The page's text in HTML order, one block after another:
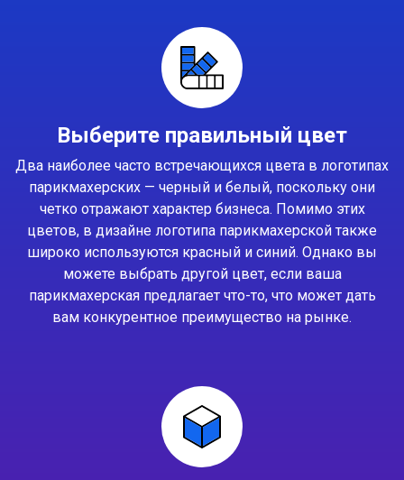
Выберите правильный цвет
Два наиболее часто встречающихся цвета в логотипах
парикмахерских — черный и белый, поскольку они
четко отражают характер бизнеса. Помимо этих
цветов, в дизайне логотипа парикмахерской также
широко используются красный и синий. Однако вы
можете выбрать другой цвет, если ваша
парикмахерская предлагает что-то, что может дать
вам конкурентное преимущество на рынке.